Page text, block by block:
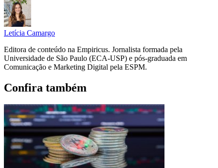
Letícia Camargo
Editora de conteúdo na Empiricus. Jornalista formada pela
Universidade de São Paulo (ECA-USP) e pós-graduada em
Comunicação e Marketing Digital pela ESPM.
Confira também